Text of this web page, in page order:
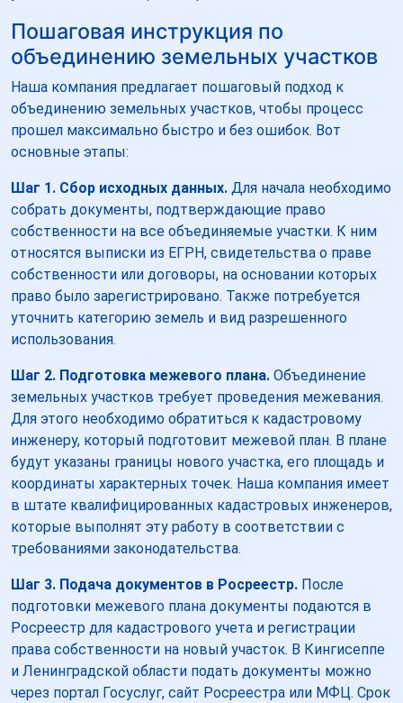
Пошаговая инструкция по
объединению земельных участков
Наша компания предлагает пошаговый подход к
объединению земельных участков, чтобы процесс
прошел максимально быстро и без ошибок. Вот
основные этапы:
Шаг 1. Сбор исходных данных. Для начала необходимо
собрать документы, подтверждающие право
собственности на все объединяемые участки. К ним
относятся выписки из ЕГРН, свидетельства о праве
собственности или договоры, на основании которых
право было зарегистрировано. Также потребуется
уточнить категорию земель и вид разрешенного
использования.
Шаг 2. Подготовка межевого плана. Объединение
земельных участков требует проведения межевания.
Для этого необходимо обратиться к кадастровому
инженеру, который подготовит межевой план. В плане
будут указаны границы нового участка, его площадь и
координаты характерных точек. Наша компания имеет
в штате квалифицированных кадастровых инженеров,
которые выполнят эту работу в соответствии с
требованиями законодательства.
Шаг 3. Подача документов в Росреестр. После
подготовки межевого плана документы подаются в
Росреестр для кадастрового учета и регистрации
права собственности на новый участок. В Кингисеппе
и Ленинградской области подать документы можно
через портал Госуслуг, сайт Росреестра или МФЦ. Срок